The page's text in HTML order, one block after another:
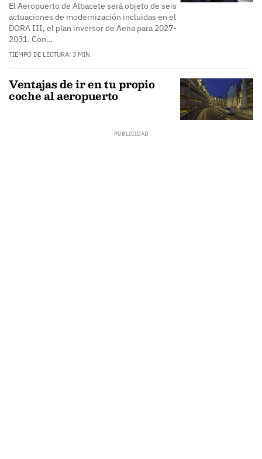
El Aeropuerto de Albacete será objeto de seis
actuaciones de modernización incluidas en el
DORA III, el plan inversor de Aena para 2027-
2031. Con…
TIEMPO DE LECTURA: 3 MIN.
Ventajas de ir en tu propio
coche al aeropuerto